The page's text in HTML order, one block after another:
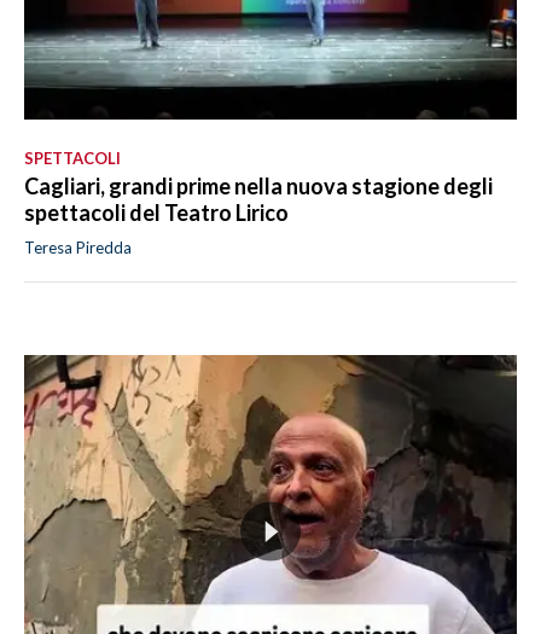
SPETTACOLI
Cagliari, grandi prime nella nuova stagione degli
spettacoli del Teatro Lirico
Teresa Piredda